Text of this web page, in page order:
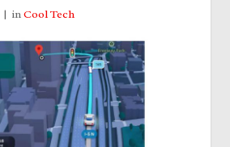
inCool Tech